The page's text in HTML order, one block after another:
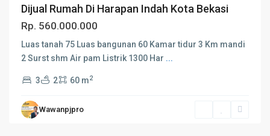
Dijual Rumah Di Harapan Indah Kota Bekasi
Rp. 560.000.000
Luas tanah 75 Luas bangunan 60 Kamar tidur 3 Km mandi
2 Surst shm Air pam Listrik 1300 Har ...
3 2 60 m2
Wawanpjpro